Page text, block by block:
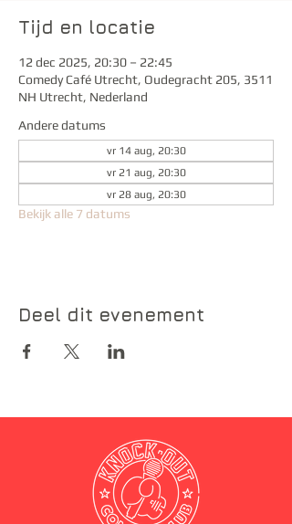
Tijd en locatie
12 dec 2025, 20:30 – 22:45
Comedy Café Utrecht, Oudegracht 205, 3511
NH Utrecht, Nederland
Andere datums
vr 14 aug, 20:30
vr 21 aug, 20:30
vr 28 aug, 20:30
Bekijk alle 7 datums
Deel dit evenement